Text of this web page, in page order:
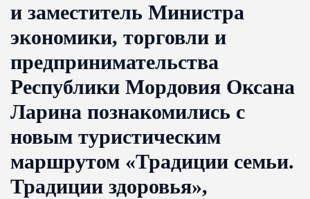
и заместитель Министра
экономики, торговли и
предпринимательства
Республики Мордовия Оксана
Ларина познакомились с
новым туристическим
маршрутом «Традиции семьи.
Традиции здоровья»,